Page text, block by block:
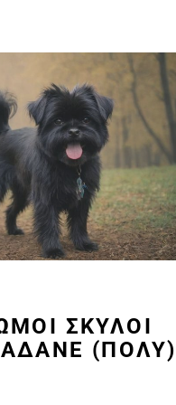
ΣΚΎΛΟΙ
(ΠΟΛΎ)